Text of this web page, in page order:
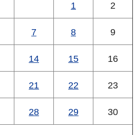
1 2
7 8 9
14 15 16
21 22 23
28 29 30